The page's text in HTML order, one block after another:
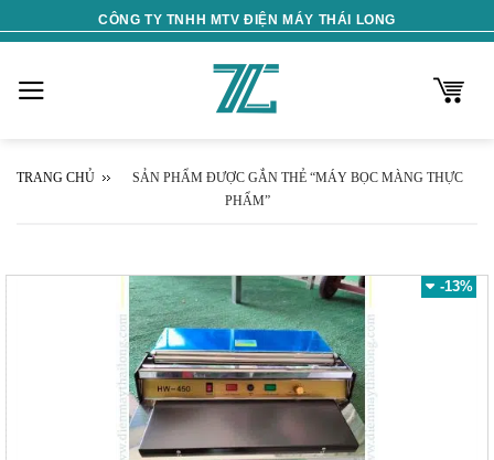
to
CÔNG TY TNHH MTV ĐIỆN MÁY THÁI LONG
TRANG CHỦ
SẢN PHẨM ĐƯỢC GẮN THẺ “MÁY BỌC MÀNG THỰC
PHẨM”
-13%